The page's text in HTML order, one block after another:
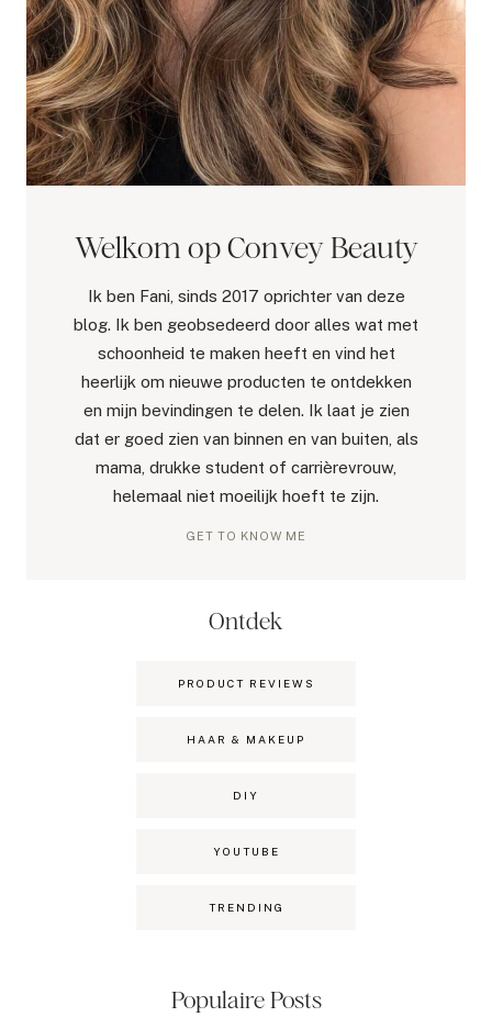
Welkom op Convey Beauty
Ik ben Fani, sinds 2017 oprichter van deze
blog. Ik ben geobsedeerd door alles wat met
schoonheid te maken heeft en vind het
heerlijk om nieuwe producten te ontdekken
en mijn bevindingen te delen. Ik laat je zien
dat er goed zien van binnen en van buiten, als
mama, drukke student of carrièrevrouw,
helemaal niet moeilijk hoeft te zijn.
GET TO KNOW ME
Ontdek
PRODUCT REVIEWS
HAAR & MAKEUP
DIY
YOUTUBE
TRENDING
Populaire Posts